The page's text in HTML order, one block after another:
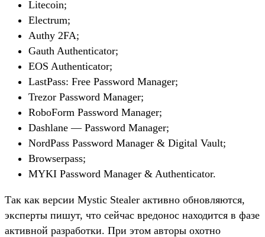
Litecoin;
Electrum;
Authy 2FA;
Gauth Authenticator;
EOS Authenticator;
LastPass: Free Password Manager;
Trezor Password Manager;
RoboForm Password Manager;
Dashlane — Password Manager;
NordPass Password Manager & Digital Vault;
Browserpass;
MYKI Password Manager & Authenticator.
Так как версии Mystic Stealer активно обновляются,
эксперты пишут, что сейчас вредонос находится в фазе
активной разработки. При этом авторы охотно